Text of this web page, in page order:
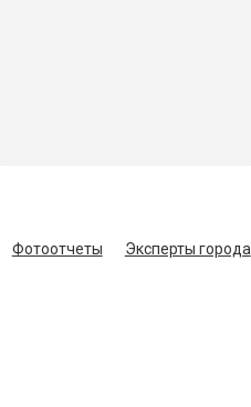
Фотоотчеты
Эксперты города